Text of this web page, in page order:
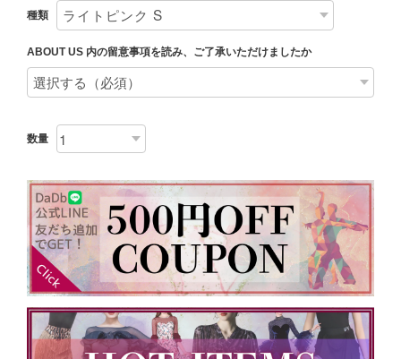
種類
ABOUT US 内の留意事項を読み、ご了承いただけましたか
数量